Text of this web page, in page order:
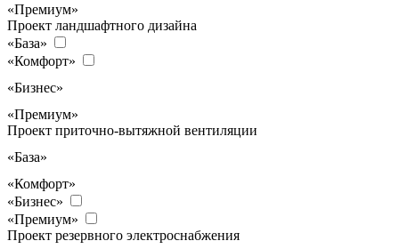
«Премиум»
Проект ландшафтного дизайна
«База»
«Комфорт»
«Бизнес»
«Премиум»
Проект приточно-вытяжной вентиляции
«База»
«Комфорт»
«Бизнес»
«Премиум»
Проект резервного электроснабжения